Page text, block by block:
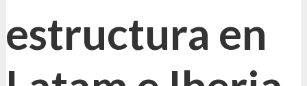
estructura en